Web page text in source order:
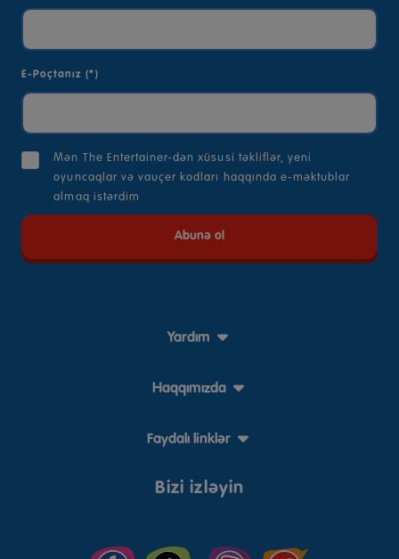
E-Poçtanız (*)
Mən The Entertainer-dən xüsusi təkliflər, yeni
oyuncaqlar və vauçer kodları haqqında e-məktublar
almaq istərdim
Yardım
Haqqımızda
Faydalı linklər
Bizi izləyin